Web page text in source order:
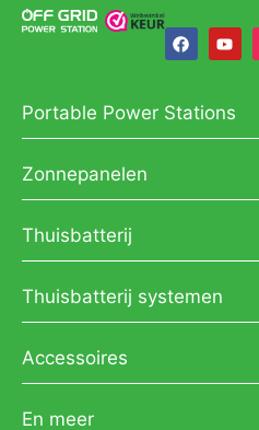
Portable Power Stations
Zonnepanelen
Thuisbatterij
Thuisbatterij systemen
Accessoires
En meer